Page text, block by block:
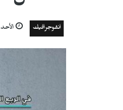
انفوجرافيك الأحد, 25 يوليو 2021,